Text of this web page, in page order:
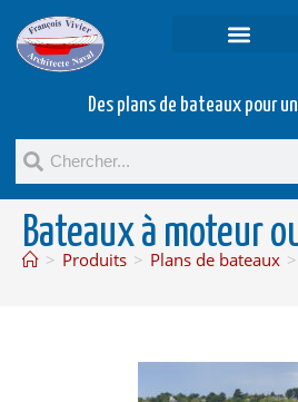
Des plans de bateaux pour
Bateaux à moteur
> Produits > Plans de bateaux >